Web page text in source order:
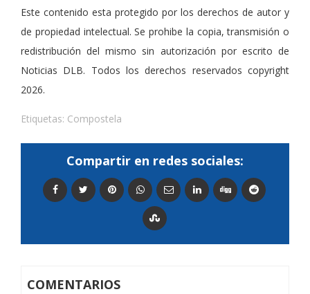
Este contenido esta protegido por los derechos de autor y
de propiedad intelectual. Se prohibe la copia, transmisión o
redistribución del mismo sin autorización por escrito de
Noticias DLB. Todos los derechos reservados copyright
2026.
Etiquetas: Compostela
Compartir en redes sociales:
COMENTARIOS